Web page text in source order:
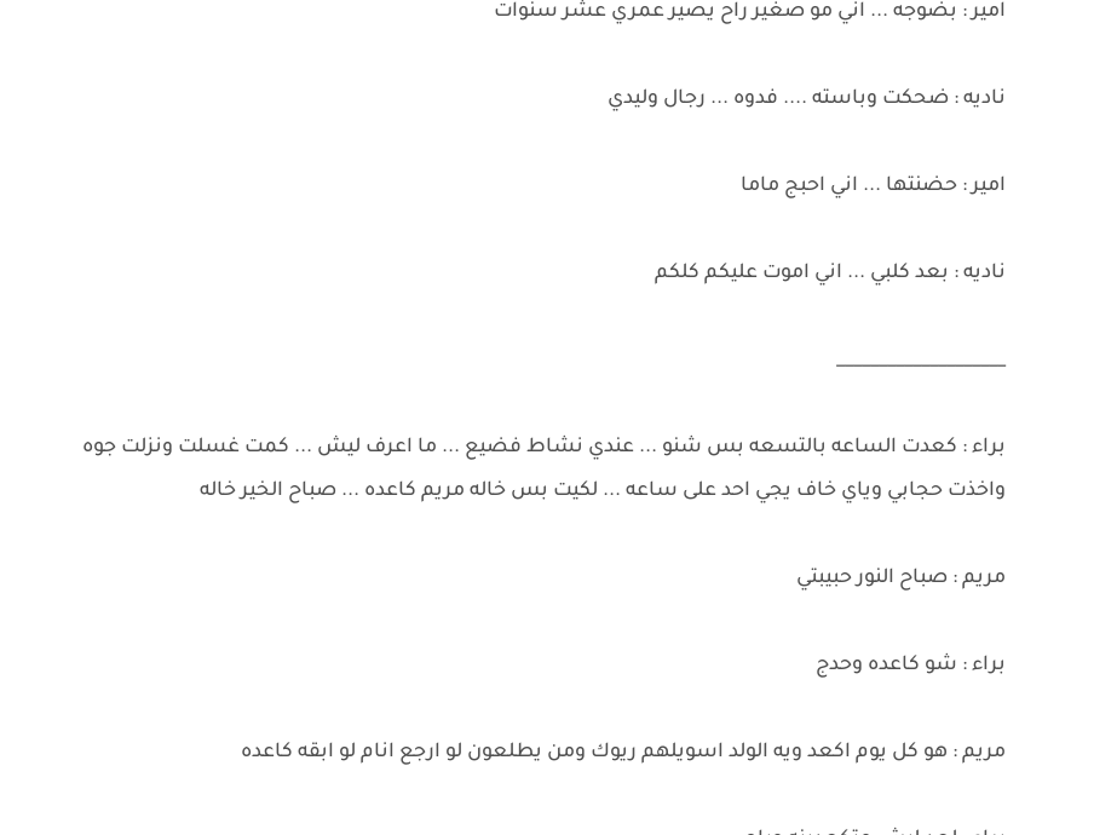
امير : بضوجه ... اني مو صغير راح يصير عمري عشر سنوات
ناديه : ضحكت وباسته .... فدوه ... رجال وليدي
امير : حضنتها ... اني احبج ماما
ناديه : بعد كلبي ... اني اموت عليكم كلكم
____________________
براء : كعدت الساعه بالتسعه بس شنو ... عندي نشاط فضيع ... ما اعرف ليش ... كمت غسلت ونزلت جوه
واخذت حجابي وياي خاف يجي احد على ساعه ... لكيت بس خاله مريم كاعده ... صباح الخير خاله
مريم : صباح النور حبيبتي
براء : شو كاعده وحدج
مريم : هو كل يوم اكعد ويه الولد اسويلهم ريوك ومن يطلعون لو ارجع انام لو ابقه كاعده